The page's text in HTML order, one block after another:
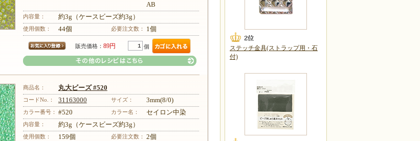
AB
内容量： 約3g（ケースビーズ約3g）
使用個数： 44個 必要注文数： 1個
販売価格： 89円 個
その他のレシピはこちら
商品名： 丸大ビーズ #520
コードNo.： 31163000 サイズ： 3mm(8/0)
カラー番号： #520 カラー名： セイロン中染
内容量： 約3g（ケースビーズ約3g）
使用個数： 159個 必要注文数： 2個
ステッチ金具(ストラップ用・石
付)